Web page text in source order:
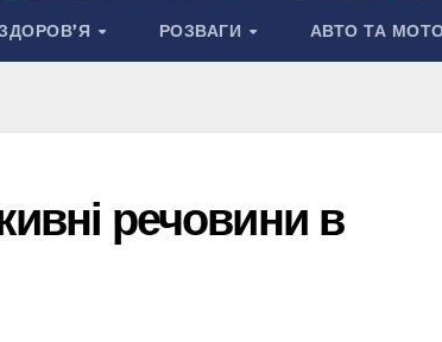
РОЗВАГИ АВТО ТА
речовини в